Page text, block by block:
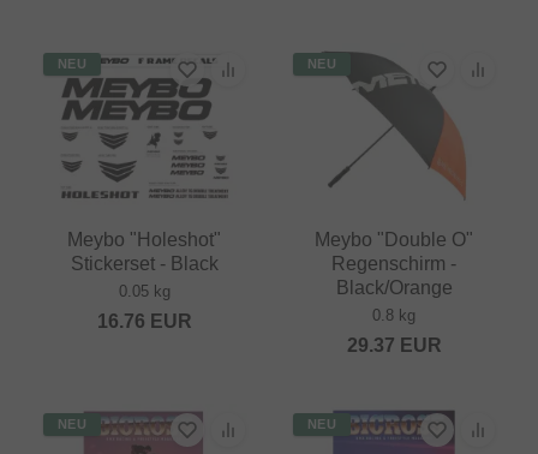
NEU
Meybo "Holeshot"
Stickerset - Black
0.05 kg
16.76 EUR
NEU
Meybo "Double O"
Regenschirm -
Black/Orange
0.8 kg
29.37 EUR
NEU NEU